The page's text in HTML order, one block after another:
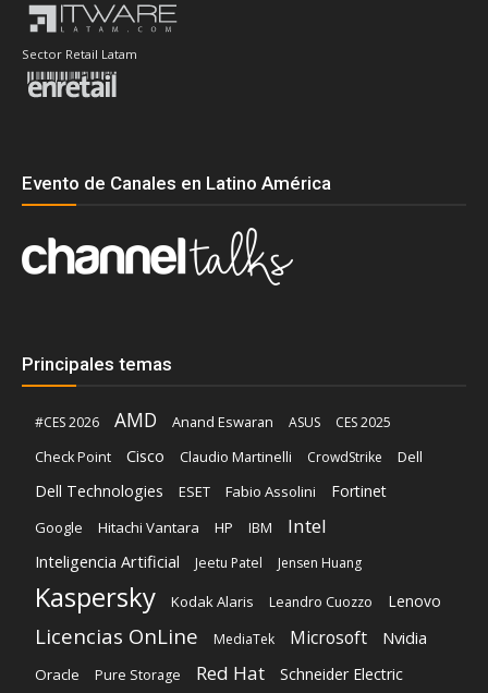
Sector Retail Latam
Evento de Canales en Latino América
Principales temas
#CES 2026 AMD Anand Eswaran ASUS
CES 2025
Check Point
Cisco Claudio Martinelli CrowdStrike Dell
Dell Technologies ESET Fabio Assolini Fortinet
Google Hitachi Vantara HP IBM Intel
Inteligencia Artificial Jeetu Patel Jensen Huang
Kaspersky Kodak Alaris Leandro Cuozzo Lenovo
Licencias OnLine MediaTek Microsoft Nvidia
Oracle Pure Storage Red Hat Schneider Electric